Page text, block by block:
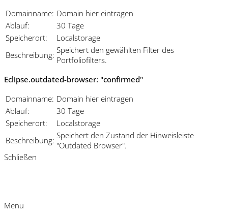
Domainname: Domain hier eintragen
Ablauf:
30 Tage
Speicherort:
Localstorage
Beschreibung: Speichert den gewählten Filter des
Portfoliofilters.
Eclipse.outdated-browser: "confirmed"
Domainname: Domain hier eintragen
Ablauf:
30 Tage
Speicherort:
Localstorage
Beschreibung: Speichert den Zustand der Hinweisleiste
"Outdated Browser".
Schließen
Menu